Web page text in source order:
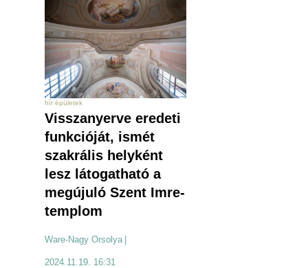
hír épületek
Visszanyerve eredeti
funkcióját, ismét
szakrális helyként
lesz látogatható a
megújuló Szent Imre-
templom
Ware-Nagy Orsolya
2024.11.19. 16:31